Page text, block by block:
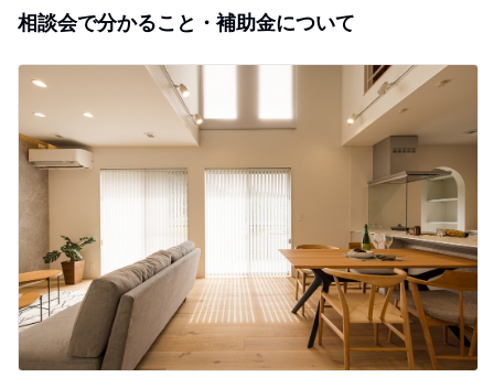
相談会で分かること・補助金について